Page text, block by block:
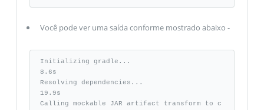
Você pode ver uma saída conforme mostrado abaixo -
Initializing gradle...
8.6s
Resolving dependencies...
19.9s
Calling mockable JAR artifact transform to c